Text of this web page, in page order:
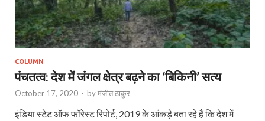
COLUMN
पंचतत्व: देश में जंगल क्षेत्र बढ़ने का ‘बिकिनी’ सत्य
October 17, 2020 - byमंजीत ठाकुर
इंडिया स्टेट ऑफ फॉरेस्ट रिपोर्ट, 2019 के आंकड़े बता रहे हैं कि देश में